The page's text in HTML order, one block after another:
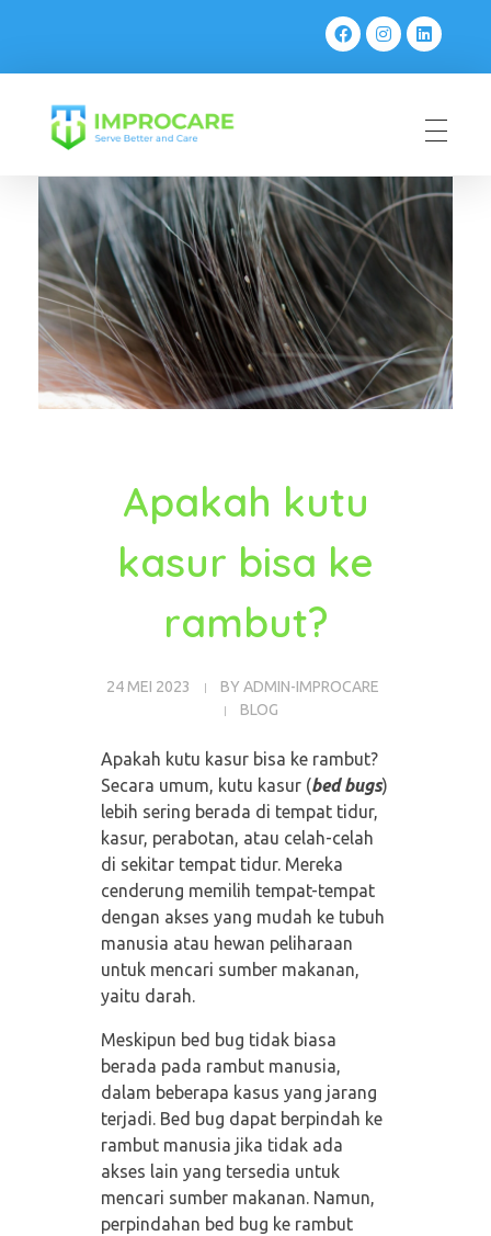
Apakah kutu
kasur bisa ke
rambut?
24 MEI 2023 BY ADMIN-IMPROCARE
BLOG
Apakah kutu kasur bisa ke rambut?
Secara umum, kutu kasur (bed bugs)
lebih sering berada di tempat tidur,
kasur, perabotan, atau celah-celah
di sekitar tempat tidur. Mereka
cenderung memilih tempat-tempat
dengan akses yang mudah ke tubuh
manusia atau hewan peliharaan
untuk mencari sumber makanan,
yaitu darah.
Meskipun bed bug tidak biasa
berada pada rambut manusia,
dalam beberapa kasus yang jarang
terjadi. Bed bug dapat berpindah ke
rambut manusia jika tidak ada
akses lain yang tersedia untuk
mencari sumber makanan. Namun,
perpindahan bed bug ke rambut